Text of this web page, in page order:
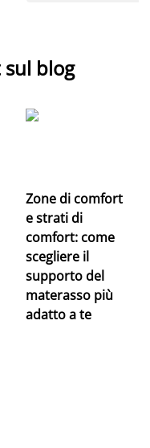
blog
Zone di comfort
e strati di
comfort: come
scegliere il
supporto del
materasso più
adatto a te